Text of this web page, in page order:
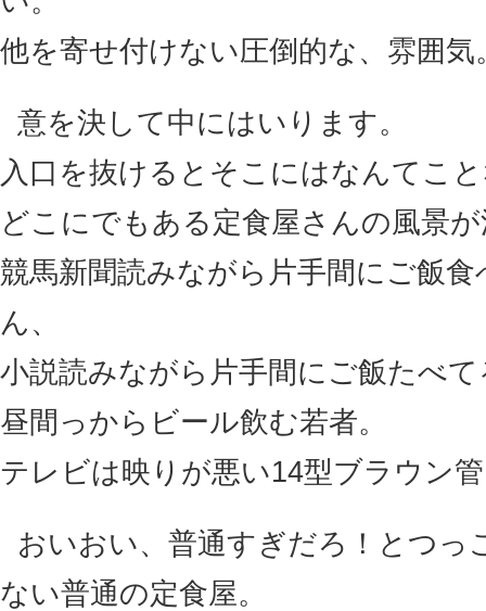
他を寄せ付けない圧倒的な、雰囲気
意を決して中にはいります。
入口を抜けるとそこにはなんてこ
どこにでもある定食屋さんの風景
競馬新聞読みながら片手間にご飯
ん、
小説読みながら片手間にご飯たべ
昼間っからビール飲む若者。
テレビは映りが悪い14型ブラウン
おいおい、普通すぎだろ！とつっ
ない普通の定食屋。